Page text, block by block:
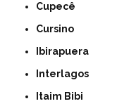
Cupecê
Cursino
Ibirapuera
Interlagos
Itaim Bibi